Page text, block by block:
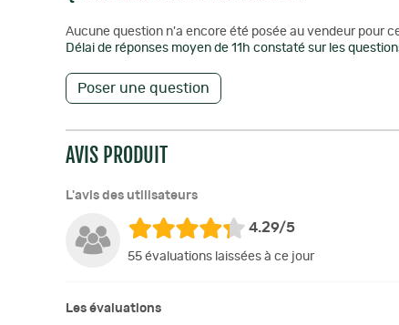
Aucune question n'a encore été posée au vendeur pour
Délai de réponses moyen de 11h constaté sur les
Poser une question
AVIS PRODUIT
L'avis des utilisateurs
4.29/5
55 évaluations laissées à ce jour
Les évaluations